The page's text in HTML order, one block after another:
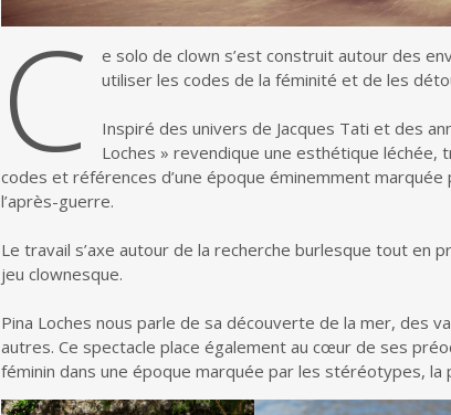
C
e solo de clown s’est construit autour des
utiliser les codes de la féminité et de les
Inspiré des univers de Jacques Tati et des
Loches » revendique une esthétique
codes et références d’une époque éminemment
l’après-guerre.
Le travail s’axe autour de la recherche burlesque tout en
jeu clownesque.
Pina Loches nous parle de sa découverte de la mer, des
autres. Ce spectacle place également au cœur de ses
féminin dans une époque marquée par les stéréotypes, la